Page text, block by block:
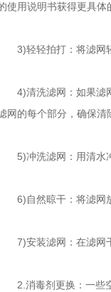
使用说明书获得更具体
3)轻轻拍打：将滤网轻
4)清洗滤网：如果滤网
网的每个部分，确保清
5)冲洗滤网：用清水冲
6)自然晾干：将滤网放
7)安装滤网：在滤网干
2.消毒剂更换：一些空